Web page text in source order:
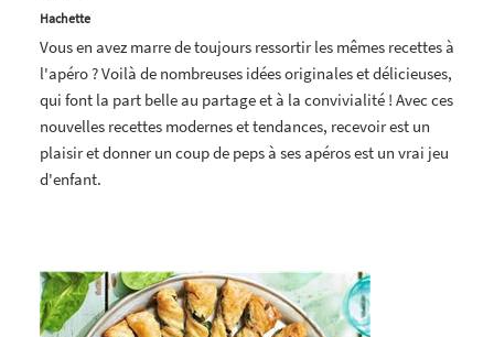
Hachette
Vous en avez marre de toujours ressortir les mêmes recettes à
l'apéro ? Voilà de nombreuses idées originales et délicieuses,
qui font la part belle au partage et à la convivialité ! Avec ces
nouvelles recettes modernes et tendances, recevoir est un
plaisir et donner un coup de peps à ses apéros est un vrai jeu
d'enfant.